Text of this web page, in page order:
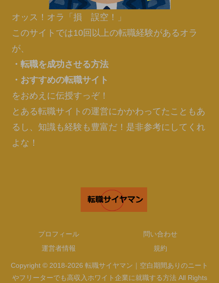
オッス！オラ「損 誤空！」
このサイトでは10回以上の転職経験があるオラ
が、
・転職を成功させる方法
・おすすめの転職サイト
をおめえに伝授すっぞ！
とある転職サイトの運営にかかわってたこともあ
るし、知識も経験も豊富だ！是非参考にしてくれ
よな！
プロフィール
問い合わせ
運営者情報
規約
Copyright © 2018-2026 転職サイヤマン｜空白期間ありのニート
やフリーターでも高収入ホワイト企業に就職する方法 All Rights